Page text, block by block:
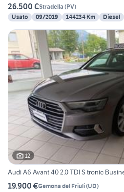
26.500 €Stradella (PV)
Usato
09/2019 144234 Km Diesel
12
Audi A6 Avant 40 2.0 TDI S tronic
19.900 €Gemona del Friuli(UD)